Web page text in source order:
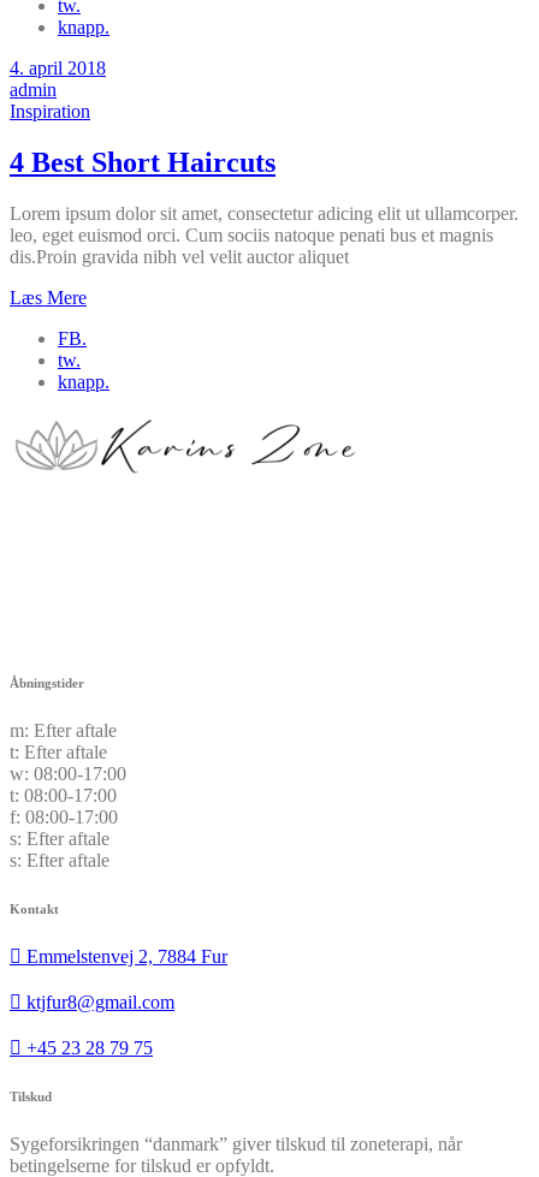
tw.
knapp.
4. april 2018
admin
Inspiration
4 Best Short Haircuts
Lorem ipsum dolor sit amet, consectetur adicing elit ut ullamcorper.
leo, eget euismod orci. Cum sociis natoque penati bus et magnis
dis.Proin gravida nibh vel velit auctor aliquet
Læs Mere
FB.
tw.
knapp.
Åbningstider
m: Efter aftale
t: Efter aftale
w: 08:00-17:00
t: 08:00-17:00
f: 08:00-17:00
s: Efter aftale
s: Efter aftale
Kontakt
Emmelstenvej 2, 7884 Fur
ktjfur8@gmail.com
+45 23 28 79 75
Tilskud
Sygeforsikringen “danmark” giver tilskud til zoneterapi, når
betingelserne for tilskud er opfyldt.